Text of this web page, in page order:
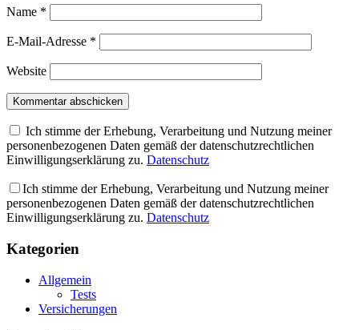
Name *
E-Mail-Adresse *
Website
Ich stimme der Erhebung, Verarbeitung und Nutzung meiner
personenbezogenen Daten gemäß der datenschutzrechtlichen
Einwilligungserklärung zu. Datenschutz
Ich stimme der Erhebung, Verarbeitung und Nutzung meiner
personenbezogenen Daten gemäß der datenschutzrechtlichen
Einwilligungserklärung zu. Datenschutz
Kategorien
Allgemein
Tests
Versicherungen